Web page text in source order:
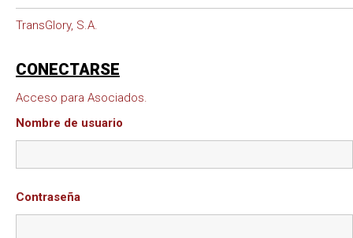
TransGlory, S.A.
CONECTARSE
Acceso para Asociados.
Nombre de usuario
Contraseña